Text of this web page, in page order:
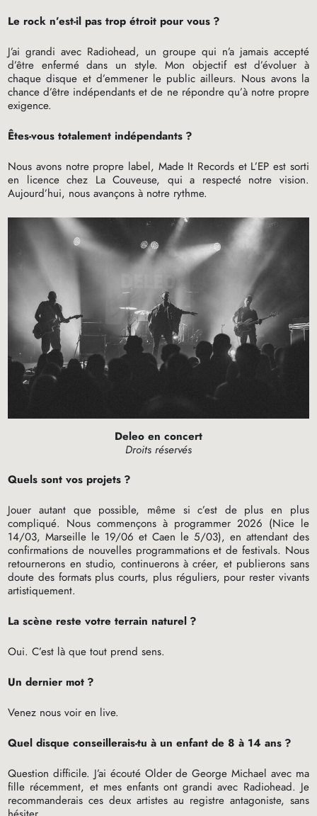
Le rock n’est-il pas trop étroit pour vous ?
J’ai grandi avec Radiohead, un groupe qui n’a jamais accepté
d’être enfermé dans un style. Mon objectif est d’évoluer à
chaque disque et d’emmener le public ailleurs. Nous avons la
chance d’être indépendants et de ne répondre qu’à notre propre
exigence.
Êtes-vous totalement indépendants ?
Nous avons notre propre label, Made It Records et L’EP est sorti
en licence chez La Couveuse, qui a respecté notre vision.
Aujourd’hui, nous avançons à notre rythme.
Deleo en concert
Droits réservés
Quels sont vos projets ?
Jouer autant que possible, même si c’est de plus en plus
compliqué. Nous commençons à programmer 2026 (Nice le
14/03, Marseille le 19/06 et Caen le 5/03), en attendant des
confirmations de nouvelles programmations et de festivals. Nous
retournerons en studio, continuerons à créer, et publierons sans
doute des formats plus courts, plus réguliers, pour rester vivants
artistiquement.
La scène reste votre terrain naturel ?
Oui. C’est là que tout prend sens.
Un dernier mot ?
Venez nous voir en live.
Quel disque conseillerais-tu à un enfant de 8 à 14 ans ?
Question difficile. J’ai écouté Older de George Michael avec ma
fille récemment, et mes enfants ont grandi avec Radiohead. Je
recommanderais ces deux artistes au registre antagoniste, sans